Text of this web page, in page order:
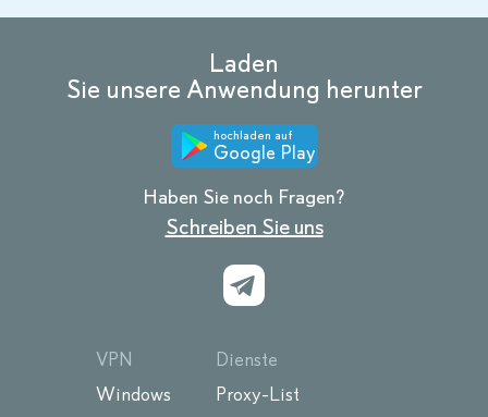
Laden
Sie unsere Anwendung herunter
hochladen auf
Google Play
Haben Sie noch Fragen?
Schreiben Sie uns
VPN
Windows
Dienste
Proxy-List